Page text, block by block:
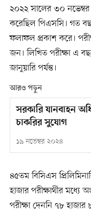
২০২২ সালের ৩০ নভেম্বর
করেছিল পিএসসি। গত
ফলাফল প্রকাশ করে।
জন। লিখিত পরীক্ষা এ
জানুয়ারি পর্যন্ত।
আরও পড়ুন
সরকারি যানবাহন
চাকরির সুযোগ
১৯ নভেম্বর ২০২৪
৪৫তম বিসিএস
হাজার পরীক্ষার্থীর
পরীক্ষা দেননি ৭৮